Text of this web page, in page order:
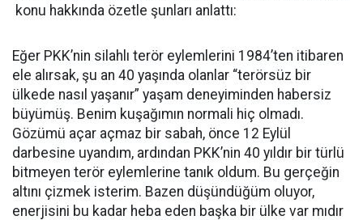
konu hakkında özetle şunları anlattı:
Eğer PKK’nin silahlı terör eylemlerini 1984’ten itibaren
ele alırsak, şu an 40 yaşında olanlar “terörsüz bir
ülkede nasıl yaşanır” yaşam deneyiminden habersiz
büyümüş. Benim kuşağımın normali hiç olmadı.
Gözümü açar açmaz bir sabah, önce 12 Eylül
darbesine uyandım, ardından PKK’nin 40 yıldır bir türlü
bitmeyen terör eylemlerine tanık oldum. Bu gerçeğin
altını çizmek isterim. Bazen düşündüğüm oluyor,
enerjisini bu kadar heba eden başka bir ülke var mıdır